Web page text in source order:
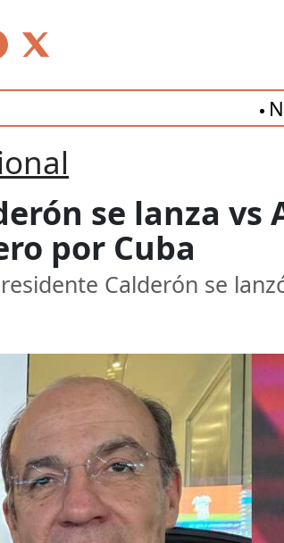
se lanza
por Cuba
Calderón se